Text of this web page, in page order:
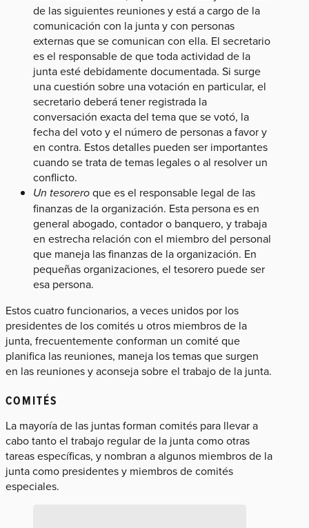
de las siguientes reuniones y está a cargo de la
comunicación con la junta y con personas
externas que se comunican con ella. El secretario
es el responsable de que toda actividad de la
junta esté debidamente documentada. Si surge
una cuestión sobre una votación en particular, el
secretario deberá tener registrada la
conversación exacta del tema que se votó, la
fecha del voto y el número de personas a favor y
en contra. Estos detalles pueden ser importantes
cuando se trata de temas legales o al resolver un
conflicto.
Un tesoreroque es el responsable legal de las
finanzas de la organización. Esta persona es en
general abogado, contador o banquero, y trabaja
en estrecha relación con el miembro del personal
que maneja las finanzas de la organización. En
pequeñas organizaciones, el tesorero puede ser
esa persona.
Estos cuatro funcionarios, a veces unidos por los
presidentes de los comités u otros miembros de la
junta, frecuentemente conforman un comité que
planifica las reuniones, maneja los temas que surgen
en las reuniones y aconseja sobre el trabajo de la junta.
COMITÉS
La mayoría de las juntas forman comités para llevar a
cabo tanto el trabajo regular de la junta como otras
tareas específicas, y nombran a algunos miembros de la
junta como presidentes y miembros de comités
especiales.